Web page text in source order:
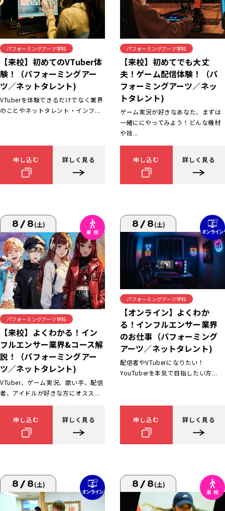
パフォーミングアーツ学科
【来校】初めてのVTuber体
験！（パフォーミングアー
ツ／ネットタレント)
VTuberを体験できるだけでなく業界
のことやネットタレント・インフ...
申し込む 詳しく見る
パフォーミングアーツ学科
【来校】初めてでも大丈
夫！ゲーム配信体験！（パ
フォーミングアーツ／ネッ
トタレント)
ゲーム実況が好きなあなた、まずは
一緒ににやってみよう！どんな機材
や技...
申し込む 詳しく見る
8/8(土)
パフォーミングアーツ学科
【来校】よくわかる！イン
フルエンサー業界&コース解
説！（パフォーミングアー
ツ／ネットタレント)
VTuber、ゲーム実況、歌い手、配信
者、アイドルが好きな方にオスス...
申し込む 詳しく見る
8/8(土)
パフォーミングアーツ学科
【オンライン】よくわか
る！インフルエンサー業界
のお仕事（パフォーミング
アーツ／ネットタレント)
配信者やVTuberになりたい！
YouTuberを本気で目指したい方...
申し込む 詳しく見る
8/8(土) 8/8(土)